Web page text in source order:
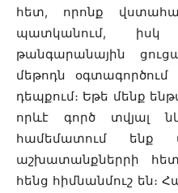
հետ, որոնք
պատկանում, իսկ
թանգարանային
մեթոդն
դեպքում։ Եթե մենք
որևէ գործ տվյալ
համեմատում ենք
աշխատանքներրի
հենց հիմնանմուշ են։